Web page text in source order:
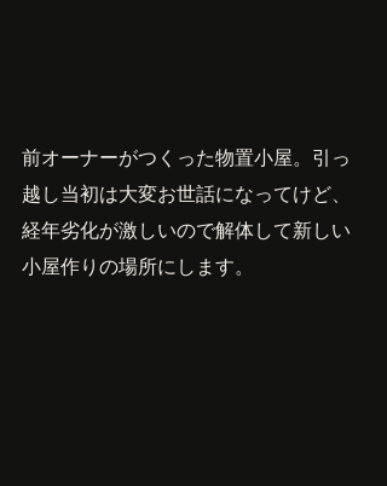
前オーナーがつくった物置小屋。引っ
越し当初は大変お世話になってけど、
経年劣化が激しいので解体して新しい
小屋作りの場所にします。